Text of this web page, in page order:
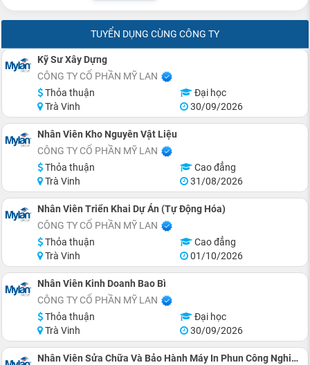
TUYỂN DỤNG CÙNG CÔNG TY
Kỹ Sư Xây Dựng
CÔNG TY CỔ PHẦN MỸ LAN
Thỏa thuận
Đại học
Trà Vinh
30/09/2026
Nhân Viên Kho Nguyên Vật Liệu
CÔNG TY CỔ PHẦN MỸ LAN
Thỏa thuận
Cao đẳng
Trà Vinh
31/08/2026
Nhân Viên Triển Khai Dự Án (Tự Động Hóa)
CÔNG TY CỔ PHẦN MỸ LAN
Thỏa thuận
Cao đẳng
Trà Vinh
01/10/2026
Nhân Viên Kinh Doanh Bao Bì
CÔNG TY CỔ PHẦN MỸ LAN
Thỏa thuận
Đại học
Trà Vinh
30/09/2026
Nhân Viên Sửa Chữa Và Bảo Hành Máy In Phun Công Nghiệp